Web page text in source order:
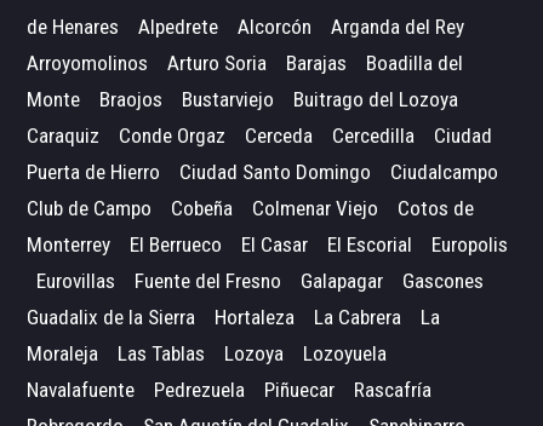
de Henares
Alpedrete Alcorcón
Arganda del Rey
Arroyomolinos
Arturo Soria Barajas
Boadilla del
Monte
Braojos Bustarviejo
Buitrago del Lozoya
Caraquiz
Conde Orgaz Cerceda Cercedilla
Ciudad
Puerta de Hierro
Ciudad Santo Domingo
Ciudalcampo
Club de Campo
Cobeña Colmenar Viejo
Cotos de
Monterrey
El Berrueco El Casar El Escorial
Europolis
Eurovillas
Fuente del Fresno Galapagar
Gascones
Guadalix de la Sierra
Hortaleza La Cabrera
La
Moraleja
Las Tablas Lozoya
Lozoyuela
Navalafuente
Pedrezuela Piñuecar
Rascafría